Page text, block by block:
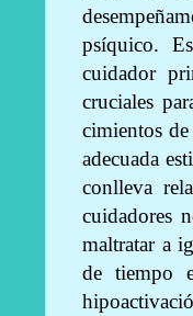
psíquico.
cuidador
cruciales
cimientos
adecuada
conlleva
cuidadores
maltratar a
de tiempo